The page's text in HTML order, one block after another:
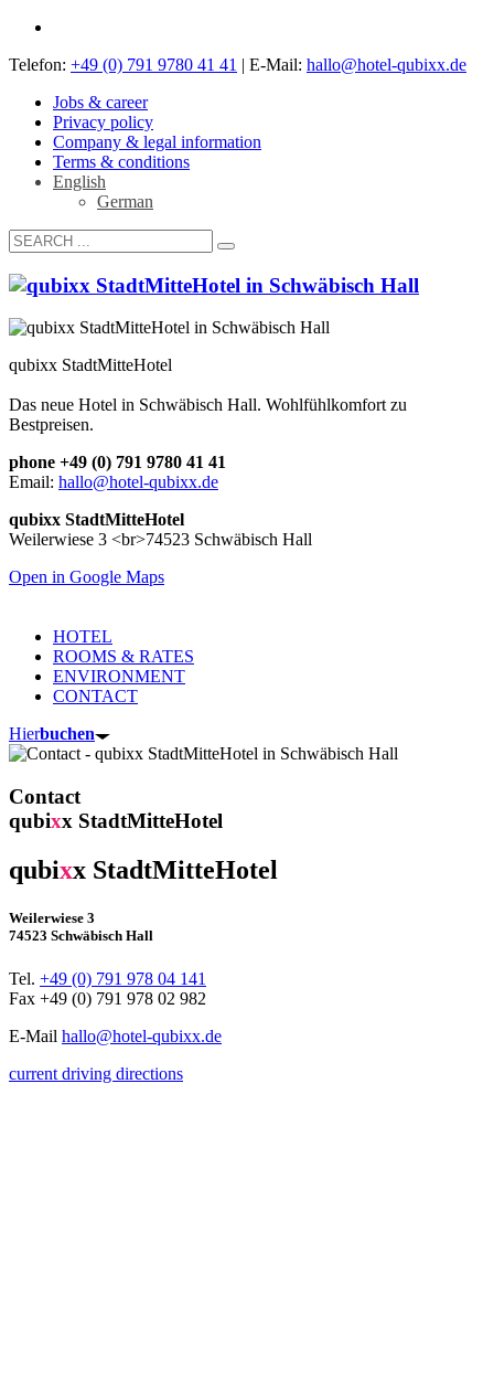
Telefon: +49 (0) 791 9780 41 41 | E-Mail: hallo@hotel-qubixx.de
Jobs & career
Privacy policy
Company & legal information
Terms & conditions
English
German
qubixx StadtMitteHotel
Das neue Hotel in Schwäbisch Hall. Wohlfühlkomfort zu
Bestpreisen.
phone +49 (0) 791 9780 41 41
Email: hallo@hotel-qubixx.de
qubixx StadtMitteHotel
Weilerwiese 3 <br>74523 Schwäbisch Hall
Open in Google Maps
HOTEL
ROOMS & RATES
ENVIRONMENT
CONTACT
Hierbuchen
Contact
qubixx StadtMitteHotel
qubixx StadtMitteHotel
Weilerwiese 3
74523 Schwäbisch Hall
Tel. +49 (0) 791 978 04 141
Fax +49 (0) 791 978 02 982
E-Mail hallo@hotel-qubixx.de
current driving directions